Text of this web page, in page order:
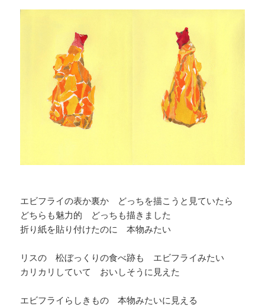
エビフライの表か裏か どっちを描こうと見ていたら
どちらも魅力的 どっちも描きました
折り紙を貼り付けたのに 本物みたい
リスの 松ぼっくりの食べ跡も エビフライみたい
カリカリしていて おいしそうに見えた
エビフライらしきもの 本物みたいに見える